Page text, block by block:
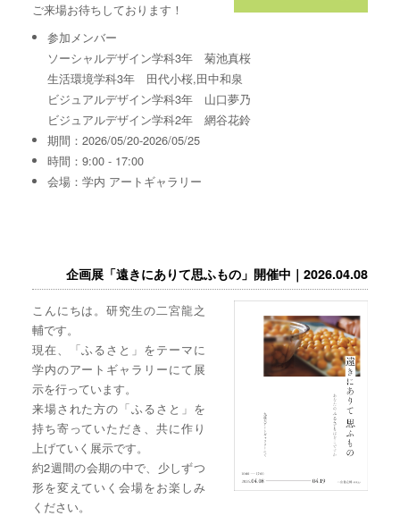
ご来場お待ちしております！
参加メンバー
ソーシャルデザイン学科3年 菊池真桜
生活環境学科3年 田代小桜,田中和泉
ビジュアルデザイン学科3年 山口夢乃
ビジュアルデザイン学科2年 網谷花鈴
期間：2026/05/20-2026/05/25
時間：9:00 - 17:00
会場：学内 アートギャラリー
企画展「遠きにありて思ふもの」開催中｜2026.04.08
こんにちは。研究生の二宮龍之
輔です。
現在、「ふるさと」をテーマに
学内のアートギャラリーにて展
示を行っています。
来場された方の「ふるさと」を
持ち寄っていただき、共に作り
上げていく展示です。
約2週間の会期の中で、少しずつ
形を変えていく会場をお楽しみ
ください。